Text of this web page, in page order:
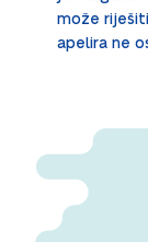
može
apelira ne